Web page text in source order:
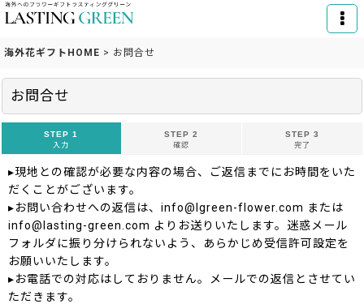
海外花ギフトHOME > お問合せ
お問合せ
STEP 1
入力
STEP 2
確認
STEP 3
完了
▸現地との確認が必要な内容の場合、ご返信までにお時間をいた
だくことがございます。
▸お問い合わせへの返信は、info@lgreen-flower.com または
info@lasting-green.com よりお送りいたします。迷惑メール
フォルダに振り分けられないよう、あらかじめ受信許可設定を
お願いいたします。
▸お電話での対応はしておりません。メールでの返信とさせてい
ただきます。